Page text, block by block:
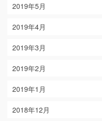
2019年5月
2019年4月
2019年3月
2019年2月
2019年1月
2018年12月